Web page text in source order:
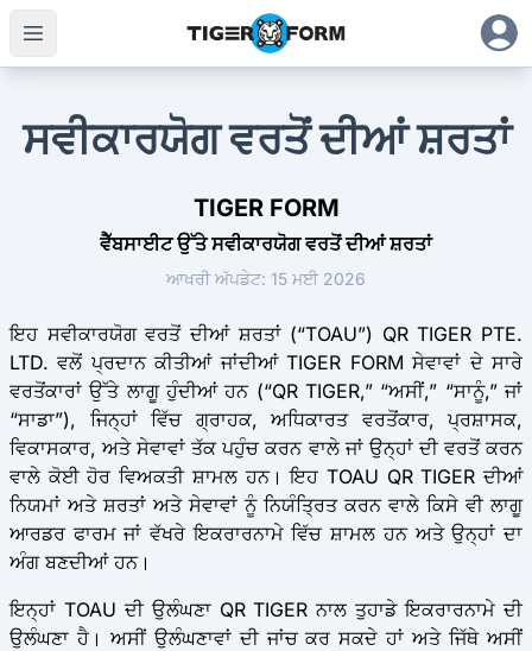
ਸਵੀਕਾਰਯੋਗ ਵਰਤੋਂ ਦੀਆਂ ਸ਼ਰਤਾਂ
TIGER FORM
ਵੈੱਬਸਾਈਟ ਉੱਤੇ ਸਵੀਕਾਰਯੋਗ ਵਰਤੋਂ ਦੀਆਂ ਸ਼ਰਤਾਂ
ਆਖਰੀ ਅੱਪਡੇਟ: 15 ਮਈ 2026
ਇਹ ਸਵੀਕਾਰਯੋਗ ਵਰਤੋਂ ਦੀਆਂ ਸ਼ਰਤਾਂ (“TOAU”) QR TIGER PTE.
LTD. ਵਲੋਂ ਪ੍ਰਦਾਨ ਕੀਤੀਆਂ ਜਾਂਦੀਆਂ TIGER FORM ਸੇਵਾਵਾਂ ਦੇ ਸਾਰੇ
ਵਰਤੋਂਕਾਰਾਂ ਉੱਤੇ ਲਾਗੂ ਹੁੰਦੀਆਂ ਹਨ (“QR TIGER,” “ਅਸੀਂ,” “ਸਾਨੂੰ,” ਜਾਂ
“ਸਾਡਾ”), ਜਿਨ੍ਹਾਂ ਵਿੱਚ ਗ੍ਰਾਹਕ, ਅਧਿਕਾਰਤ ਵਰਤੋਂਕਾਰ, ਪ੍ਰਸ਼ਾਸਕ,
ਵਿਕਾਸਕਾਰ, ਅਤੇ ਸੇਵਾਵਾਂ ਤੱਕ ਪਹੁੰਚ ਕਰਨ ਵਾਲੇ ਜਾਂ ਉਨ੍ਹਾਂ ਦੀ ਵਰਤੋਂ ਕਰਨ
ਵਾਲੇ ਕੋਈ ਹੋਰ ਵਿਅਕਤੀ ਸ਼ਾਮਲ ਹਨ। ਇਹ TOAU QR TIGER ਦੀਆਂ
ਨਿਯਮਾਂ ਅਤੇ ਸ਼ਰਤਾਂ ਅਤੇ ਸੇਵਾਵਾਂ ਨੂੰ ਨਿਯੰਤ੍ਰਿਤ ਕਰਨ ਵਾਲੇ ਕਿਸੇ ਵੀ ਲਾਗੂ
ਆਰਡਰ ਫਾਰਮ ਜਾਂ ਵੱਖਰੇ ਇਕਰਾਰਨਾਮੇ ਵਿੱਚ ਸ਼ਾਮਲ ਹਨ ਅਤੇ ਉਨ੍ਹਾਂ ਦਾ
ਅੰਗ ਬਣਦੀਆਂ ਹਨ।
ਇਨ੍ਹਾਂ TOAU ਦੀ ਉਲੰਘਣਾ QR TIGER ਨਾਲ ਤੁਹਾਡੇ ਇਕਰਾਰਨਾਮੇ ਦੀ
ਉਲੰਘਣਾ ਹੈ। ਅਸੀਂ ਉਲੰਘਣਾਵਾਂ ਦੀ ਜਾਂਚ ਕਰ ਸਕਦੇ ਹਾਂ ਅਤੇ ਜਿੱਥੇ ਅਸੀਂ